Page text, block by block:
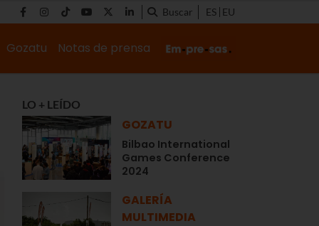
Buscar ES EU
Gozatu Notas de prensa
LO + LEÍDO
GOZATU
Bilbao International
Games Conference
2024
GALERÍA
MULTIMEDIA